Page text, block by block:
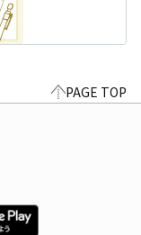
PAGE TOP